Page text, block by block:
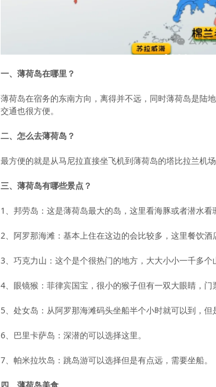
一、薄荷岛在哪里？
薄荷岛在宿务的东南方向，离得并不远，同时薄荷岛是陆
交通也很方便。
二、怎么去薄荷岛？
最方便的就是从马尼拉直接坐飞机到薄荷岛的塔比拉兰机
三、薄荷岛有哪些景点？
1、邦劳岛：这是薄荷岛最大的岛，这里看海豚或者潜水看
2、阿罗那海滩：基本上住在这边的会比较多，这里餐饮
3、巧克力山：这个是个很热门的地方，大大小小一千多
4、眼镜猴：菲律宾国宝，很小的猴子但有一双大眼睛，门
5、处女岛：从阿罗那海滩码头坐船半个小时就可以到，但
6、巴里卡萨岛：深潜的可以选择这里。
7、帕米拉坎岛：跳岛游可以选择但是有点远，需要坐船。